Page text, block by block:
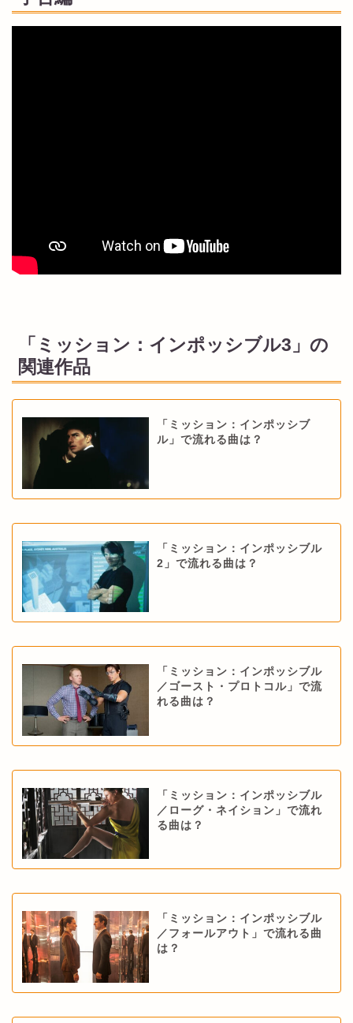
「ミッション：インポッシブル3」の
関連作品
「ミッション：インポッシブ
ル」で流れる曲は？
「ミッション：インポッシブル
2」で流れる曲は？
「ミッション：インポッシブル
／ゴースト・プロトコル」で流
れる曲は？
「ミッション：インポッシブル
／ローグ・ネイション」で流れ
る曲は？
「ミッション：インポッシブル
／フォールアウト」で流れる曲
は？